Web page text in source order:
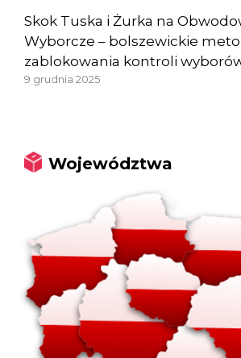
Skok Tuska i Żurka na
Wyborcze – bolszewickie
zablokowania kontroli
9 grudnia 2025
Województwa